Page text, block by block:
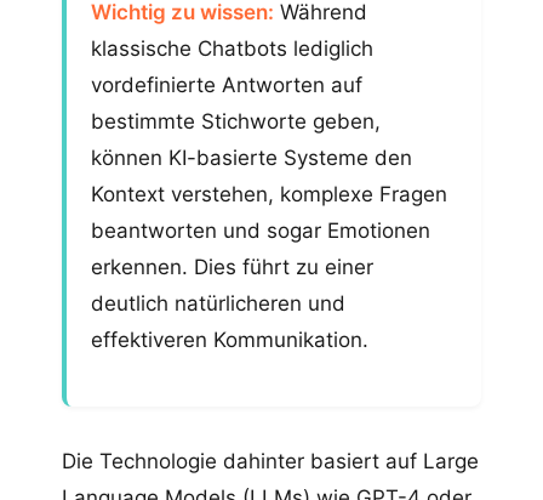
Wichtig zu wissen: Während
klassische Chatbots lediglich
vordefinierte Antworten auf
bestimmte Stichworte geben,
können KI-basierte Systeme den
Kontext verstehen, komplexe Fragen
beantworten und sogar Emotionen
erkennen. Dies führt zu einer
deutlich natürlicheren und
effektiveren Kommunikation.
Die Technologie dahinter basiert auf Large